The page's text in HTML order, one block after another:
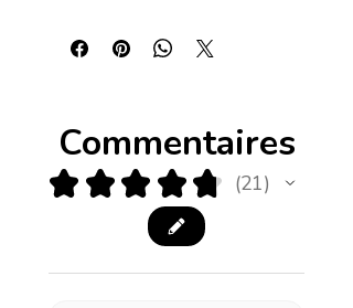
Commentaires
★ ★ ★ ★ ★ 21
21